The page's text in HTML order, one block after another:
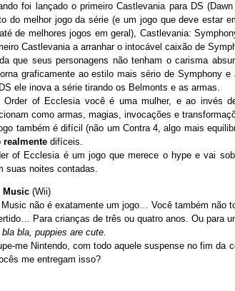
foi lançado o primeiro Castlevania para DS
do melhor jogo da série (e um jogo que deve estar
de melhores jogos em geral), Castlevania:
Castlevania a arranhar o intocável caixão de
que seus personagens não tenham o carisma
graficamente ao estilo mais sério de Symphony
ele inova a série tirando os Belmonts e as armas.
Order of Ecclesia você é uma mulher, e ao invés
como armas, magias, invocações e
também é difícil (não um Contra 4, algo mais
realmente difíceis.
of Ecclesia é um jogo que merece o hype e vai
suas noites contadas.
Music (Wii)
não é exatamente um jogo… Você também não
Para crianças de três ou quatro anos. Ou para
bla, puppies are cute.
me Nintendo, com todo aquele suspense no fim da
me entregam isso?